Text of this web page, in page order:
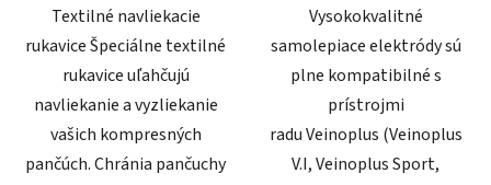
Textilné navliekacie
rukavice Špeciálne textilné
rukavice uľahčujú
navliekanie a vyzliekanie
vašich kompresných
pančúch. Chránia pančuchy
Vysokokvalitné
samolepiace elektródy sú
plne kompatibilné s
prístrojmi
radu Veinoplus (Veinoplus
V.I, Veinoplus Sport,